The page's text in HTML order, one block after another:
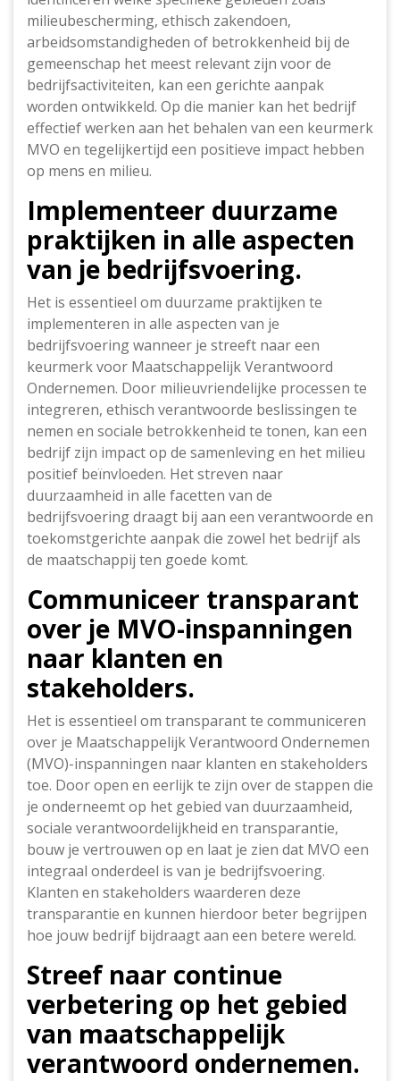
milieubescherming, ethisch zakendoen,
arbeidsomstandigheden of betrokkenheid bij de
gemeenschap het meest relevant zijn voor de
bedrijfsactiviteiten, kan een gerichte aanpak
worden ontwikkeld. Op die manier kan het bedrijf
effectief werken aan het behalen van een keurmerk
MVO en tegelijkertijd een positieve impact hebben
op mens en milieu.
Implementeer duurzame
praktijken in alle aspecten
van je bedrijfsvoering.
Het is essentieel om duurzame praktijken te
implementeren in alle aspecten van je
bedrijfsvoering wanneer je streeft naar een
keurmerk voor Maatschappelijk Verantwoord
Ondernemen. Door milieuvriendelijke processen te
integreren, ethisch verantwoorde beslissingen te
nemen en sociale betrokkenheid te tonen, kan een
bedrijf zijn impact op de samenleving en het milieu
positief beïnvloeden. Het streven naar
duurzaamheid in alle facetten van de
bedrijfsvoering draagt bij aan een verantwoorde en
toekomstgerichte aanpak die zowel het bedrijf als
de maatschappij ten goede komt.
Communiceer transparant
over je MVO-inspanningen
naar klanten en
stakeholders.
Het is essentieel om transparant te communiceren
over je Maatschappelijk Verantwoord Ondernemen
(MVO)-inspanningen naar klanten en stakeholders
toe. Door open en eerlijk te zijn over de stappen die
je onderneemt op het gebied van duurzaamheid,
sociale verantwoordelijkheid en transparantie,
bouw je vertrouwen op en laat je zien dat MVO een
integraal onderdeel is van je bedrijfsvoering.
Klanten en stakeholders waarderen deze
transparantie en kunnen hierdoor beter begrijpen
hoe jouw bedrijf bijdraagt aan een betere wereld.
Streef naar continue
verbetering op het gebied
van maatschappelijk
verantwoord ondernemen.